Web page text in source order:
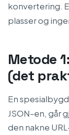
konvertering.
plasser og
Metode
(det
En
JSON-en, går
den nakne